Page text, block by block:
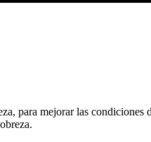
para mejorar las condiciones